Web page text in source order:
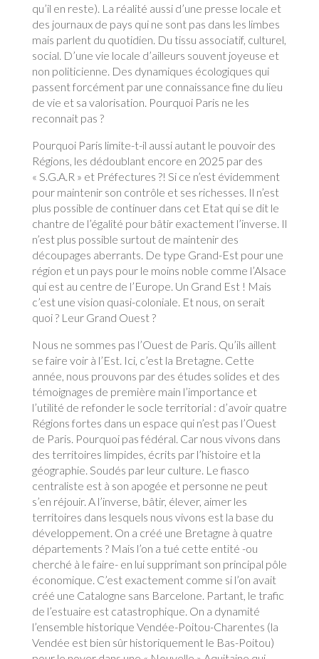
qu’il en reste). La réalité aussi d’une presse locale et
des journaux de pays qui ne sont pas dans les limbes
mais parlent du quotidien. Du tissu associatif, culturel,
social. D’une vie locale d’ailleurs souvent joyeuse et
non politicienne. Des dynamiques écologiques qui
passent forcément par une connaissance fine du lieu
de vie et sa valorisation. Pourquoi Paris ne les
reconnait pas ?
Pourquoi Paris limite-t-il aussi autant le pouvoir des
Régions, les dédoublant encore en 2025 par des
« S.G.A.R » et Préfectures ?! Si ce n’est évidemment
pour maintenir son contrôle et ses richesses. Il n’est
plus possible de continuer dans cet Etat qui se dit le
chantre de l’égalité pour bâtir exactement l’inverse. Il
n’est plus possible surtout de maintenir des
découpages aberrants. De type Grand-Est pour une
région et un pays pour le moins noble comme l’Alsace
qui est au centre de l’Europe. Un Grand Est ! Mais
c’est une vision quasi-coloniale. Et nous, on serait
quoi ? Leur Grand Ouest ?
Nous ne sommes pas l’Ouest de Paris. Qu’ils aillent
se faire voir à l’Est. Ici, c’est la Bretagne. Cette
année, nous prouvons par des études solides et des
témoignages de première main l’importance et
l’utilité de refonder le socle territorial : d’avoir quatre
Régions fortes dans un espace qui n’est pas l’Ouest
de Paris. Pourquoi pas fédéral. Car nous vivons dans
des territoires limpides, écrits par l’histoire et la
géographie. Soudés par leur culture. Le fiasco
centraliste est à son apogée et personne ne peut
s’en réjouir. A l’inverse, bâtir, élever, aimer les
territoires dans lesquels nous vivons est la base du
développement. On a créé une Bretagne à quatre
départements ? Mais l’on a tué cette entité -ou
cherché à le faire- en lui supprimant son principal pôle
économique. C’est exactement comme si l’on avait
créé une Catalogne sans Barcelone. Partant, le trafic
de l’estuaire est catastrophique. On a dynamité
l’ensemble historique Vendée-Poitou-Charentes (la
Vendée est bien sûr historiquement le Bas-Poitou)